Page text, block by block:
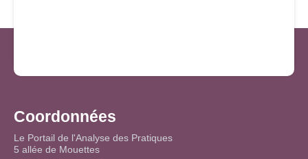
Coordonnées
Le Portail de l'Analyse des Pratiques
5 allée de Mouettes